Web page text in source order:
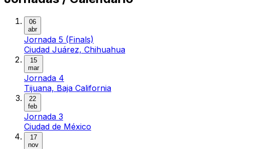
06
abr
Jornada 5 (Finals)
Ciudad Juárez, Chihuahua
15
mar
Jornada 4
Tijuana, Baja California
22
feb
Jornada 3
Ciudad de México
17
nov